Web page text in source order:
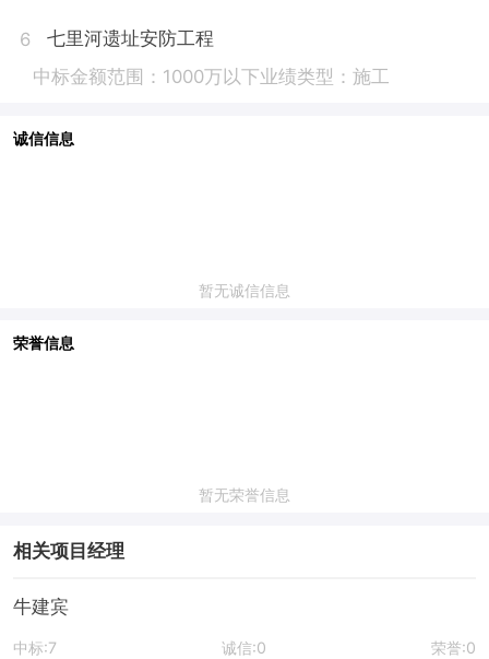
6
七里河遗址安防工程
中标金额范围：1000万以下业绩类型：施工
诚信信息
暂无诚信信息
荣誉信息
暂无荣誉信息
相关项目经理
牛建宾
中标:7 诚信:0 荣誉:0